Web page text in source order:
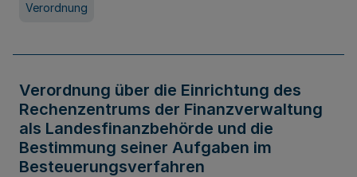
Verordnung
Verordnung über die Einrichtung des
Rechenzentrums der Finanzverwaltung
als Landesfinanzbehörde und die
Bestimmung seiner Aufgaben im
Besteuerungsverfahren